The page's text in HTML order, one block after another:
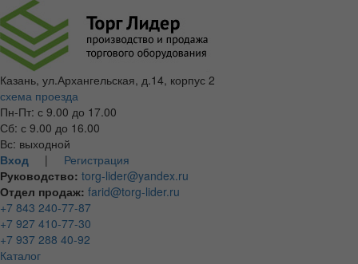
Казань, ул.Архангельская, д.14, корпус 2
схема проезда
Пн-Пт: с 9.00 до 17.00
Сб: с 9.00 до 16.00
Вс: выходной
Вход | Регистрация
Руководство: torg-lider@yandex.ru
Отдел продаж: farid@torg-lider.ru
+7 843 240-77-87
+7 927 410-77-30
+7 937 288 40-92
Каталог